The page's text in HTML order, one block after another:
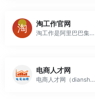
淘工作官网
淘工作是阿里巴巴集团旗下专业的招聘平台，有最新最全，真实有效的招聘信息；为企业和求职者提供人才招聘、求职、行业资讯、人才认证、全职、兼职、电商数据等人力资源服务。找工作就上淘工作！
电商人才网
电商人才网（dianshangren.cn）电子商务智库，专业的电子商务人才网，为从事电商行业的企业提供电商运营人才及推广人才，服务于电商天猫运营人才和IT人才，电子商务招聘或电商求职选择电商人才网！